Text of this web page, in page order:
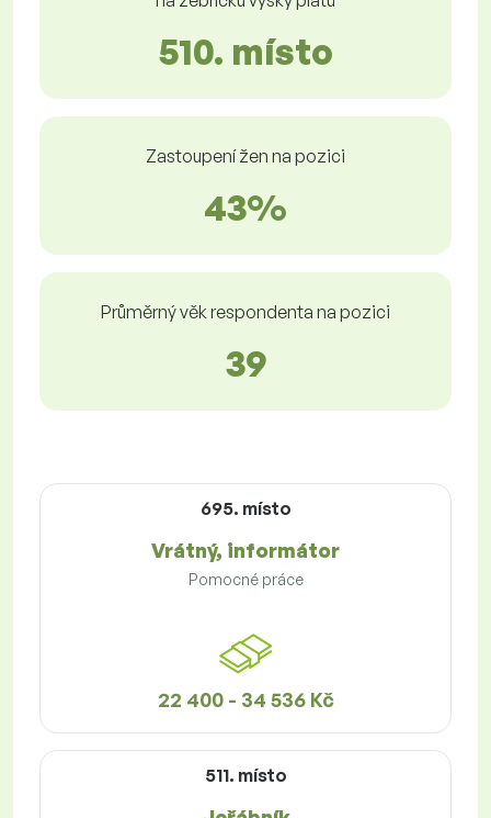
510. místo
Zastoupení žen na pozici
43%
Průměrný věk respondenta na pozici
39
695. místo
Vrátný, informátor
Pomocné práce
22 400 - 34 536 Kč
511. místo